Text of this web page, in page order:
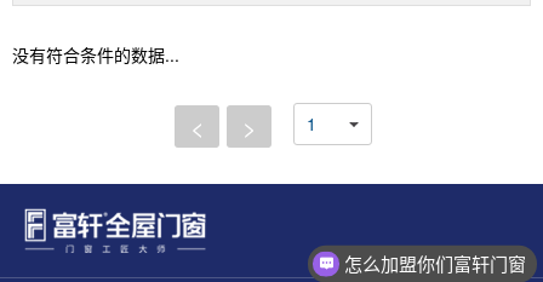
没有符合条件的数据...
< >
怎么加盟你们富轩门窗